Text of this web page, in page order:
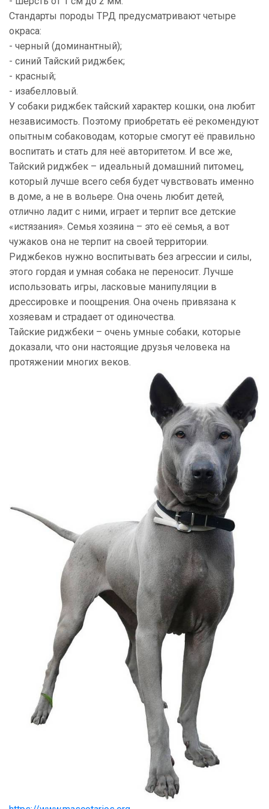
Стандарты породы ТРД предусматривают четыре
окраса:
- черный (доминантный);
- синий Тайский риджбек;
- красный;
- изабелловый.
У собаки риджбек тайский характер кошки, она любит
независимость. Поэтому приобретать её рекомендуют
опытным собаководам, которые смогут её правильно
воспитать и стать для неё авторитетом. И все же,
Тайский риджбек – идеальный домашний питомец,
который лучше всего себя будет чувствовать именно
в доме, а не в вольере. Она очень любит детей,
отлично ладит с ними, играет и терпит все детские
«истязания». Семья хозяина – это её семья, а вот
чужаков она не терпит на своей территории.
Риджбеков нужно воспитывать без агрессии и силы,
этого гордая и умная собака не переносит. Лучше
использовать игры, ласковые манипуляции в
дрессировке и поощрения. Она очень привязана к
хозяевам и страдает от одиночества.
Тайские риджбеки – очень умные собаки, которые
доказали, что они настоящие друзья человека на
протяжении многих веков.